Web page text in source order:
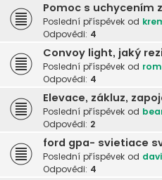
Pomoc s uchycením
Poslední příspěvek od
Odpovědi: 4
Convoy light, jaký
Poslední příspěvek od
Odpovědi: 4
Elevace, zákluz,
Poslední příspěvek od
Odpovědi: 2
ford gpa- svietiace
Poslední příspěvek od
Odpovědi: 4